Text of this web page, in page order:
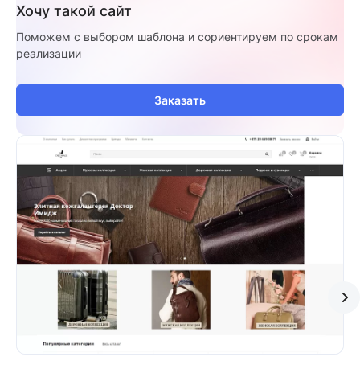
Хочу такой сайт
Поможем с выбором шаблона и сориентируем по срокам
реализации
Заказать